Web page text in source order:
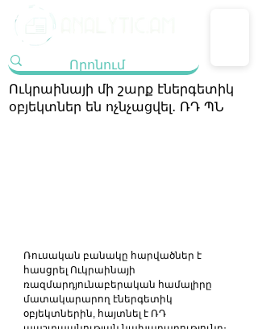
Ուկրաինայի մի շարք էներգետիկ
օբյեկտներ են ոչնչացվել․ ՌԴ ՊՆ
Ռուսական բանակը հարվածներ է
հասցրել Ուկրաինայի
ռազմարդյունաբերական համալիրը
մատակարարող էներգետիկ
օբյեկտներին, հայտնել է ՌԴ